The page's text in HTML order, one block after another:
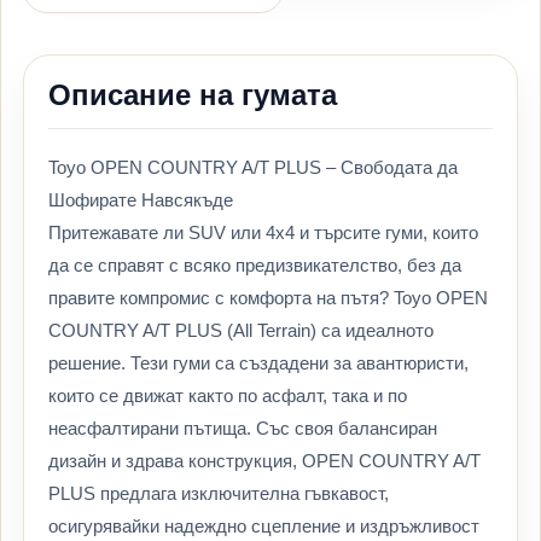
Описание на гумата
Toyo OPEN COUNTRY A/T PLUS – Свободата да
Шофирате Навсякъде
Притежавате ли SUV или 4х4 и търсите гуми, които
да се справят с всяко предизвикателство, без да
правите компромис с комфорта на пътя? Toyo OPEN
COUNTRY A/T PLUS (All Terrain) са идеалното
решение. Тези гуми са създадени за авантюристи,
които се движат както по асфалт, така и по
неасфалтирани пътища. Със своя балансиран
дизайн и здрава конструкция, OPEN COUNTRY A/T
PLUS предлага изключителна гъвкавост,
осигурявайки надеждно сцепление и издръжливост